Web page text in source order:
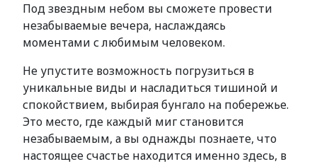
Под звездным небом вы сможете провести
незабываемые вечера, наслаждаясь
моментами с любимым человеком.
Не упустите возможность погрузиться в
уникальные виды и насладиться тишиной и
спокойствием, выбирая бунгало на побережье.
Это место, где каждый миг становится
незабываемым, а вы однажды познаете, что
настоящее счастье находится именно здесь, в